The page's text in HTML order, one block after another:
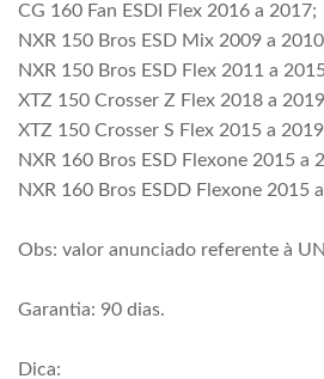
CG 160 Fan ESDI Flex 2016 a 2017;
NXR 150 Bros ESD Mix 2009 a
NXR 150 Bros ESD Flex 2011 a
XTZ 150 Crosser Z Flex 2018 a
XTZ 150 Crosser S Flex 2015 a
NXR 160 Bros ESD Flexone 2015 a
NXR 160 Bros ESDD Flexone 2015
Obs: valor anunciado referente à
Garantia: 90 dias.
Dica: